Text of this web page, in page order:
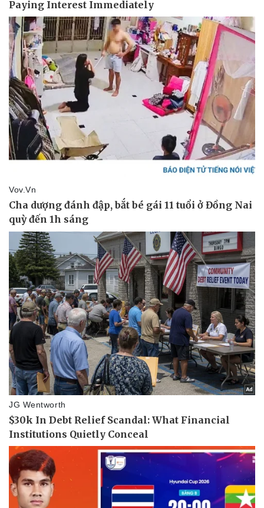
Doanh nhân
Vì cộng đồng
Trải nghiệm
Chuyển đổi số
Sức khỏe
Dinh dưỡng - món ngon
Cây thuốc
Sản phụ khoa
Đời sống
Nhà đẹp
Blog
Tình yêu - Gia đình